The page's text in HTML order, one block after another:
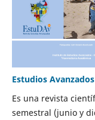
Estudios Avanzados
Es una revista
semestral (junio y